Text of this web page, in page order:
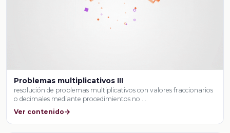
Problemas multiplicativos III
resolución de problemas multiplicativos con valores fraccionarios
o decimales mediante procedimientos no …
Ver contenido